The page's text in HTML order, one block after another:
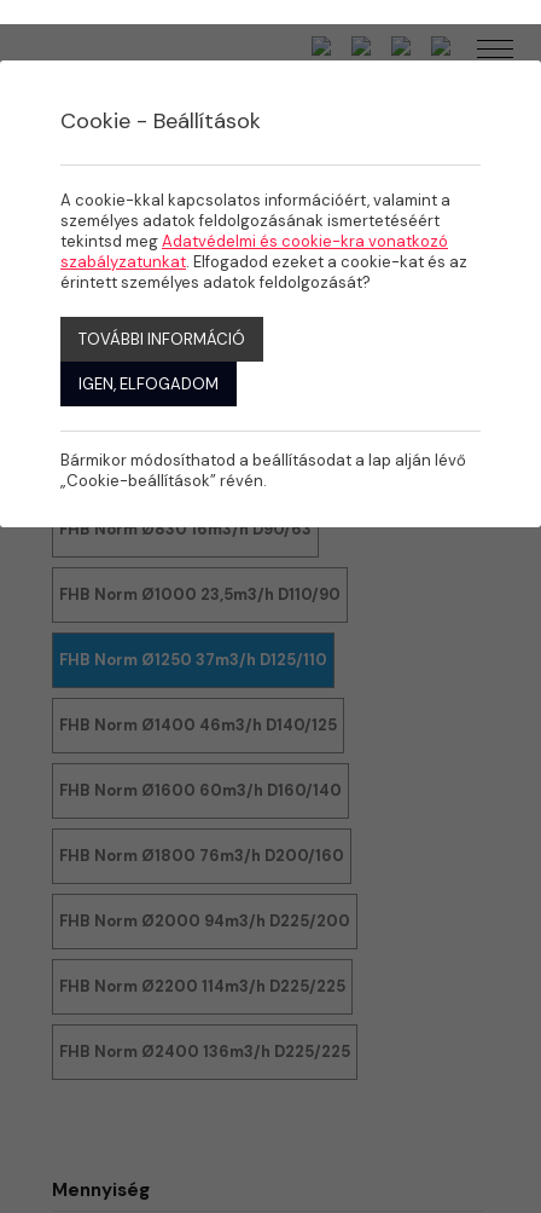
FHB Norm szűrőtartály
2.666.000 Ft/db
Változatok
FHB Norm Ø630 9m3/h D75/50
FHB Norm Ø830 16m3/h D90/63
FHB Norm Ø1000 23,5m3/h D110/90
FHB Norm Ø1250 37m3/h D125/110
FHB Norm Ø1400 46m3/h D140/125
FHB Norm Ø1600 60m3/h D160/140
FHB Norm Ø1800 76m3/h D200/160
FHB Norm Ø2000 94m3/h D225/200
FHB Norm Ø2200 114m3/h D225/225
FHB Norm Ø2400 136m3/h D225/225
Mennyiség
Cookie - Beállítások
A cookie-kkal kapcsolatos információért, valamint a
személyes adatok feldolgozásának ismertetéséért
tekintsd megAdatvédelmi és cookie-kra vonatkozó
szabályzatunkat. Elfogadod ezeket a cookie-kat és az
érintett személyes adatok feldolgozását?
TOVÁBBI INFORMÁCIÓ
IGEN, ELFOGADOM
Bármikor módosíthatod a beállításodat a lap alján lévő
„Cookie-beállítások” révén.